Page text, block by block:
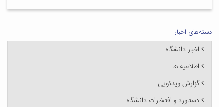
دسته‌های اخبار
اخبار دانشگاه
اطلاعیه ها
گزارش ویدئویی
دستاورد و افتخارات دانشگاه